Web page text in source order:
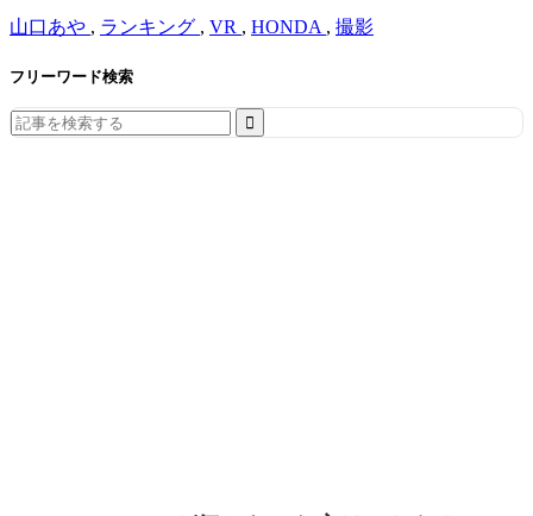
山口あや , ランキング , VR , HONDA , 撮影
フリーワード検索
Search
for: